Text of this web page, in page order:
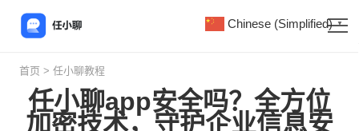
首页 > 任小聊教程
任小聊app安全吗？全方位
加密技术，守护企业信息安
Chinese (Simplified) ▼